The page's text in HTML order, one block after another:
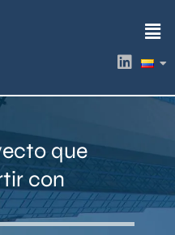
L
i
k
i
que
con